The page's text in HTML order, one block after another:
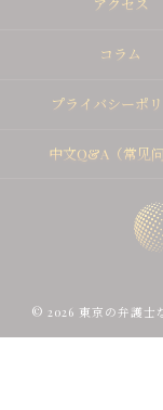
アクセス
コラム
プライバシーポ
中文Q&A（常见问
© 2026 東京の弁護士